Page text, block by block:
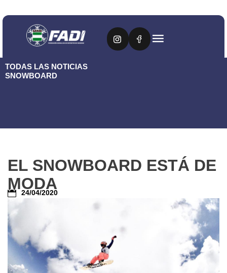
TODAS LAS NOTICIAS
SNOWBOARD
EL SNOWBOARD ESTÁ DE
MODA
24/04/2020